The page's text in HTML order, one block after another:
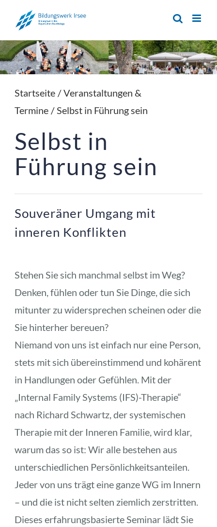
Inhalt
springen
Startseite / Veranstaltungen &
Termine / Selbst in Führung sein
Selbst in
Führung sein
Souveräner Umgang mit
inneren Konflikten
Stehen Sie sich manchmal selbst im Weg?
Denken, fühlen oder tun Sie Dinge, die sich
mitunter zu widersprechen scheinen oder die
Sie hinterher bereuen?
Niemand von uns ist einfach nur eine Person,
stets mit sich übereinstimmend und kohärent
in Handlungen oder Gefühlen. Mit der
„Internal Family Systems (IFS)-Therapie“
nach Richard Schwartz, der systemischen
Therapie mit der Inneren Familie, wird klar,
warum das so ist: Wir alle bestehen aus
unterschiedlichen Persönlichkeitsanteilen.
Jeder von uns trägt eine ganze WG im Innern
– und die ist nicht selten ziemlich zerstritten.
Dieses erfahrungsbasierte Seminar lädt Sie